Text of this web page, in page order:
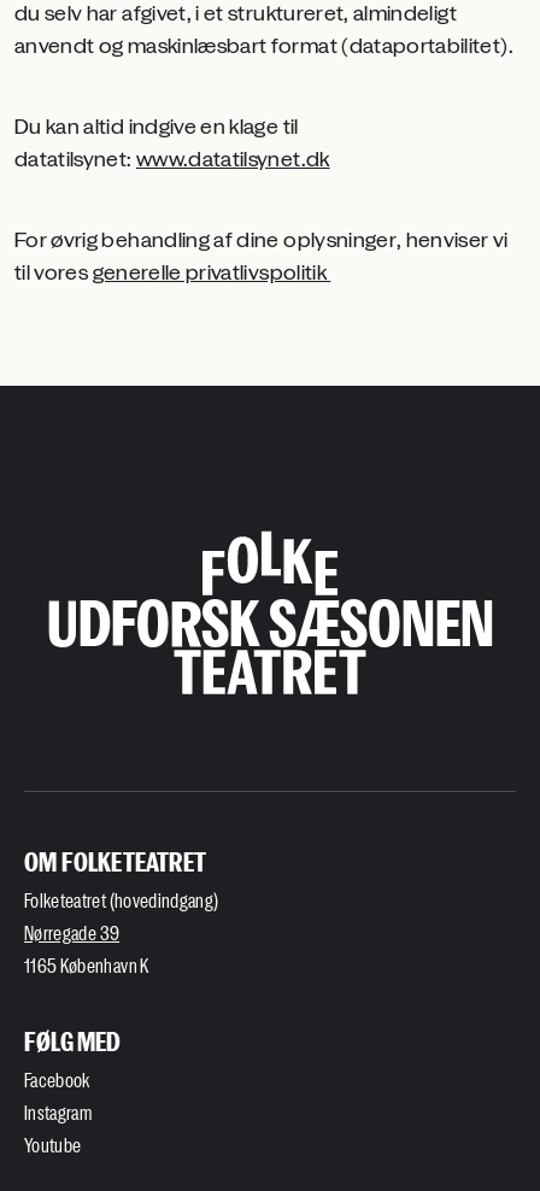
du selv har afgivet, i et struktureret, almindeligt
anvendt og maskinlæsbart format (dataportabilitet).
Du kan altid indgive en klage til
datatilsynet: www.datatilsynet.dk
For øvrig behandling af dine oplysninger, henviser vi
til vores generelle privatlivspolitik
UDFORSK SÆSONEN
OM FOLKETEATRET
Folketeatret (hovedindgang)
Nørregade 39
1165 København K
FØLG MED
Facebook
Instagram
Youtube